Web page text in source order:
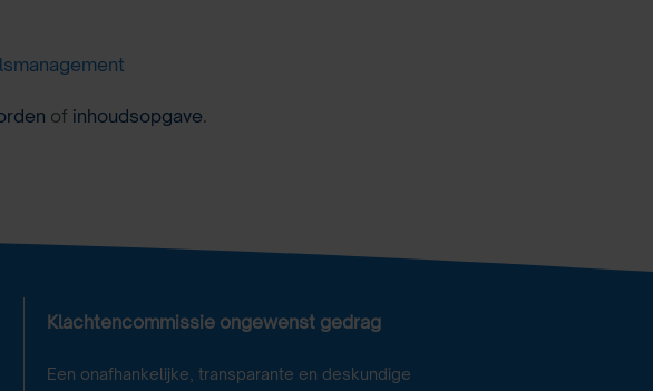
of inhoudsopgave.
Klachtencommissie ongewenst gedrag
Een onafhankelijke, transparante en deskundige